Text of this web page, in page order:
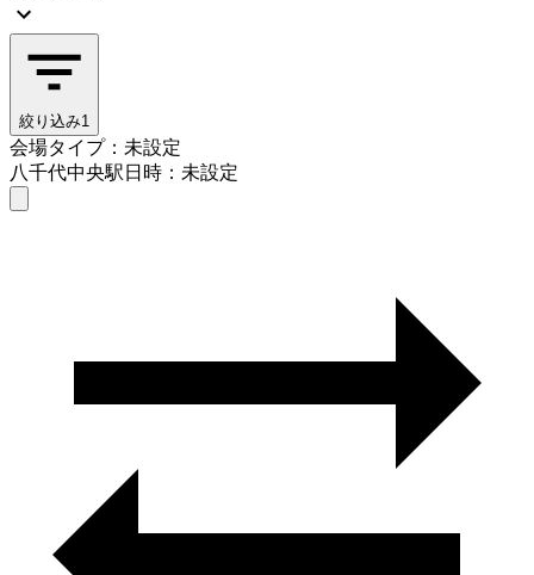
絞り込み1
会場タイプ：未設定
八千代中央駅日時：未設定